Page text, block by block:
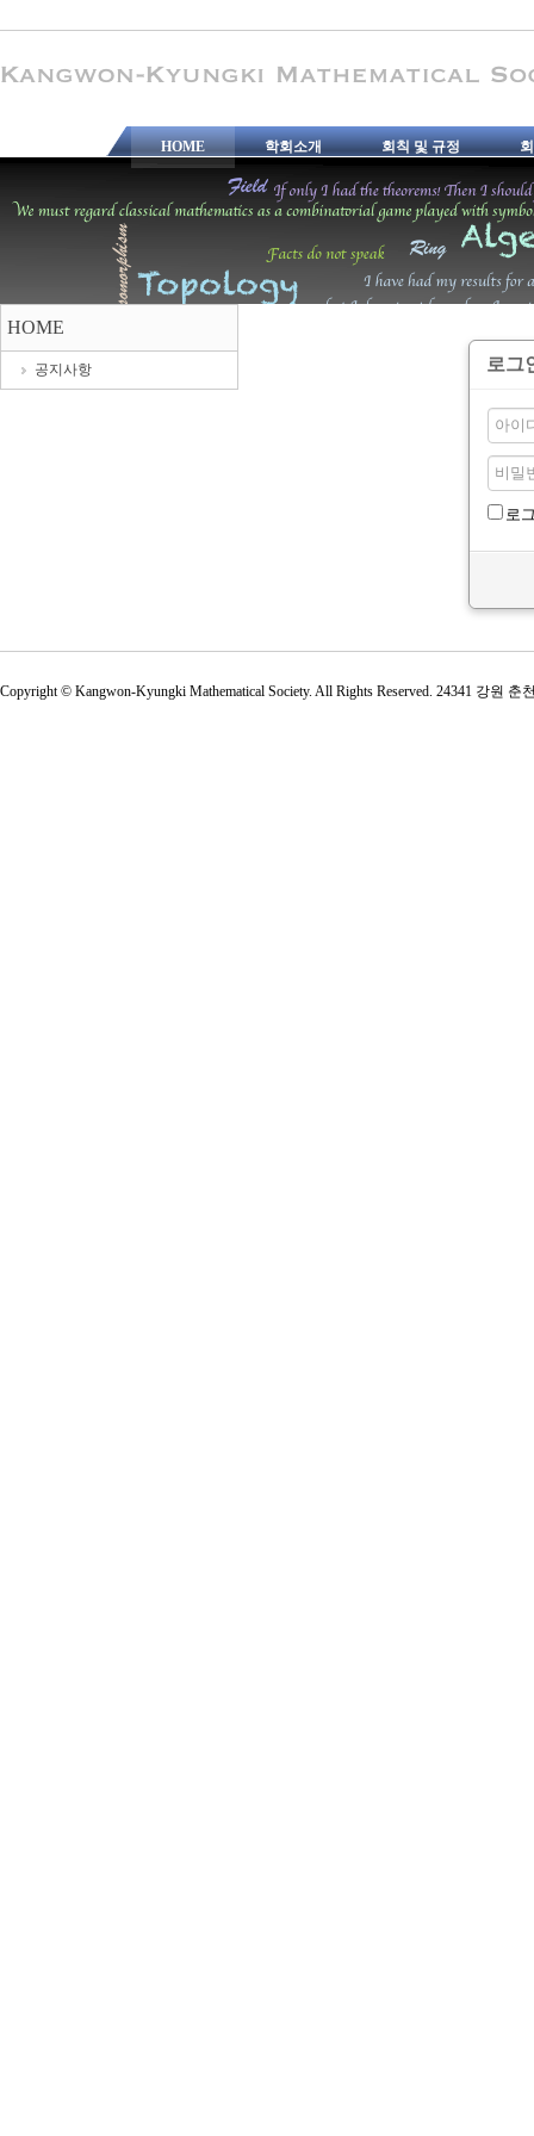
HOME 학회소개 회칙 및 규정
HOME
공지사항 로그
로
Copyright © Kangwon-Kyungki Mathematical Society. All Rights Reserved. 24341 강원